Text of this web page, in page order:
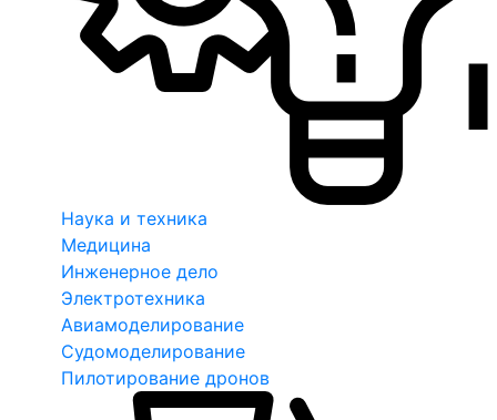
Наука и техника
Медицина
Инженерное дело
Электротехника
Авиамоделирование
Судомоделирование
Пилотирование дронов